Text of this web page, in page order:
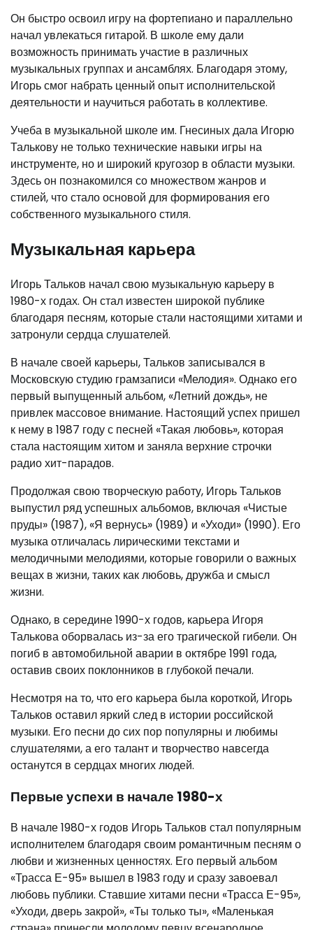
Он быстро освоил игру на фортепиано и параллельно
начал увлекаться гитарой. В школе ему дали
возможность принимать участие в различных
музыкальных группах и ансамблях. Благодаря этому,
Игорь смог набрать ценный опыт исполнительской
деятельности и научиться работать в коллективе.
Учеба в музыкальной школе им. Гнесиных дала Игорю
Талькову не только технические навыки игры на
инструменте, но и широкий кругозор в области музыки.
Здесь он познакомился со множеством жанров и
стилей, что стало основой для формирования его
собственного музыкального стиля.
Музыкальная карьера
Игорь Тальков начал свою музыкальную карьеру в
1980-х годах. Он стал известен широкой публике
благодаря песням, которые стали настоящими хитами и
затронули сердца слушателей.
В начале своей карьеры, Тальков записывался в
Московскую студию грамзаписи «Мелодия». Однако его
первый выпущенный альбом, «Летний дождь», не
привлек массовое внимание. Настоящий успех пришел
к нему в 1987 году с песней «Такая любовь», которая
стала настоящим хитом и заняла верхние строчки
радио хит-парадов.
Продолжая свою творческую работу, Игорь Тальков
выпустил ряд успешных альбомов, включая «Чистые
пруды» (1987), «Я вернусь» (1989) и «Уходи» (1990). Его
музыка отличалась лирическими текстами и
мелодичными мелодиями, которые говорили о важных
вещах в жизни, таких как любовь, дружба и смысл
жизни.
Однако, в середине 1990-х годов, карьера Игоря
Талькова оборвалась из-за его трагической гибели. Он
погиб в автомобильной аварии в октябре 1991 года,
оставив своих поклонников в глубокой печали.
Несмотря на то, что его карьера была короткой, Игорь
Тальков оставил яркий след в истории российской
музыки. Его песни до сих пор популярны и любимы
слушателями, а его талант и творчество навсегда
останутся в сердцах многих людей.
Первые успехи в начале 1980-х
В начале 1980-х годов Игорь Тальков стал популярным
исполнителем благодаря своим романтичным песням о
любви и жизненных ценностях. Его первый альбом
«Трасса Е-95» вышел в 1983 году и сразу завоевал
любовь публики. Ставшие хитами песни «Трасса Е-95»,
«Уходи, дверь закрой», «Ты только ты», «Маленькая